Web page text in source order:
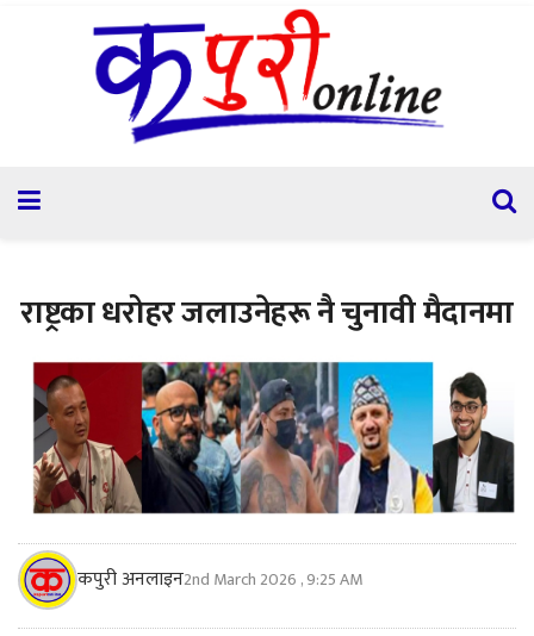
राष्ट्रका धरोहर जलाउनेहरू नै चुनावी मैदानमा
कपुरी अनलाइन2nd March 2026 , 9:25 AM